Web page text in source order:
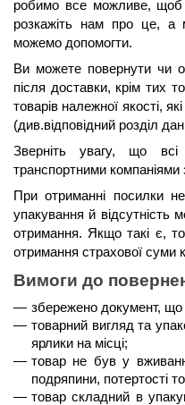
робимо все можливе, щоб
розкажіть нам про це, а
можемо допомогти.
Ви можете повернути чи
після доставки, крім тих
товарів належної якості,
(див.відповідний розділ
Зверніть увагу, що всі
транспортними компаніями
При отриманні посилки
упакування й відсутність
отримання. Якщо такі є,
отримання страхової суми
Вимоги до
збережено документ, що
товарний вигляд та
ярлики на місці;
товар не був у
подряпини, потертості
товар складний в